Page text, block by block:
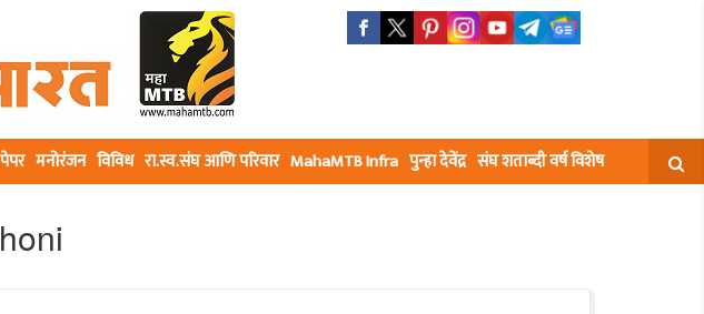
मनोरंजन विविध रा.स्व.संघ आणि परिवार MahaMTB Infra पुन्हा देवेंद्र संघ शताब्दी वर्ष विशेष